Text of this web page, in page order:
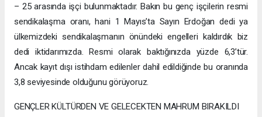
– 25 arasında işçi bulunmaktadır. Bakın bu genç işçilerin resmi
sendikalaşma oranı, hani 1 Mayıs’ta Sayın Erdoğan dedi ya
ülkemizdeki sendikalaşmanın önündeki engelleri kaldırdık biz
dedi iktidarımızda. Resmi olarak baktığınızda yüzde 6,3’tür.
Ancak kayıt dışı istihdam edilenler dahil edildiğinde bu oranında
3,8 seviyesinde olduğunu görüyoruz.
GENÇLER KÜLTÜRDEN VE GELECEKTEN MAHRUM BIRAKILDI